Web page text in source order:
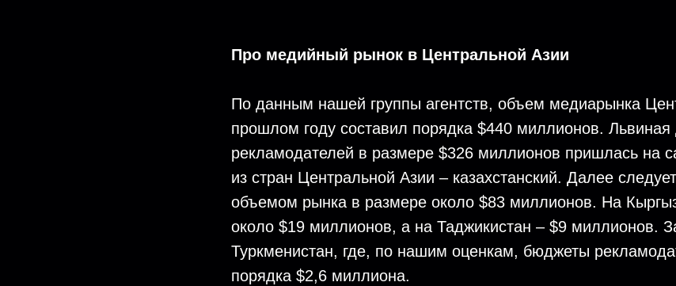
Про медийный рынок в Центральной Азии
По данным нашей группы агентств, объем медиарынка
прошлом году составил порядка $440 миллионов. Львиная
рекламодателей в размере $326 миллионов пришлась на
из стран Центральной Азии – казахстанский. Далее
объемом рынка в размере около $83 миллионов. На
около $19 миллионов, а на Таджикистан – $9 миллионов.
Туркменистан, где, по нашим оценкам, бюджеты
порядка $2,6 миллиона.